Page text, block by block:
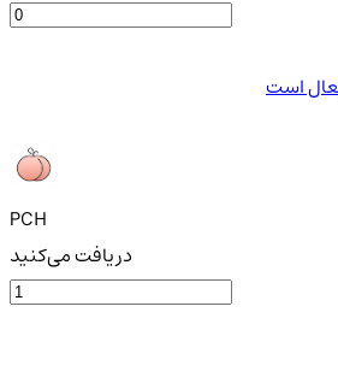
است
PCH
دریافت می‌کنید